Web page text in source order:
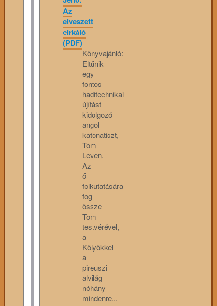
Az
elveszett
cirkáló
(PDF)
Könyvajánló:
Eltűnik
egy
fontos
haditechnikai
újítást
kidolgozó
angol
katonatiszt,
Tom
Leven.
Az
ő
felkutatására
fog
össze
Tom
testvérével,
a
Kölyökkel
a
pireuszi
alvilág
néhány
mindenre...